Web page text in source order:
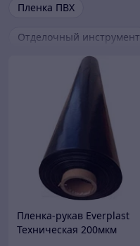
Пленка ПВХ
Отделочный инструмент
Пленка-рукав Everplast
Техническая 200мкм